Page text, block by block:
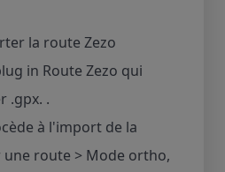
la route Zezo
in Route Zezo qui
.gpx. .
à l'import de la
route > Mode ortho,